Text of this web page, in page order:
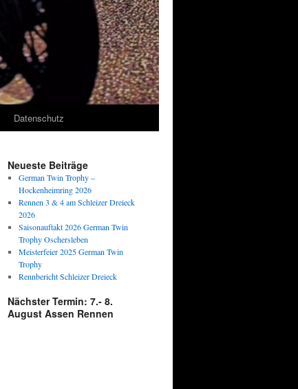
Datenschutz
Neueste Beiträge
German Twin Trophy –
Hockenheimring 2026
Rennen 3 & 4 am Schleizer Dreieck
2026
Saisonauftakt 2026 German Twin
Trophy Oschersleben
Meisterfeier 2025 German Twin
Trophy
Rennbericht Schleizer Dreieck
Nächster Termin: 7.- 8.
August Assen Rennen